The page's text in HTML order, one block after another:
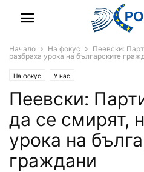
Начало На фокус
Пеевски:
разбраха урока на българските
На фокус У нас
Пеевски:
да се смирят,
урока на
граждани